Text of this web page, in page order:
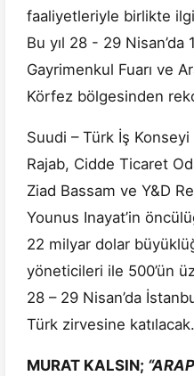
faaliyetleriyle birlikte
Bu yıl 28 - 29 Nisan’da
Gayrimenkul Fuarı ve
Körfez bölgesinden
Suudi – Türk İş
Rajab, Cidde Ticaret
Ziad Bassam ve Y&D
Younus Inayat’in
22 milyar dolar
yöneticileri ile 500’ün
28 – 29 Nisan’da
Türk zirvesine katılacak.
MURAT KALSIN;